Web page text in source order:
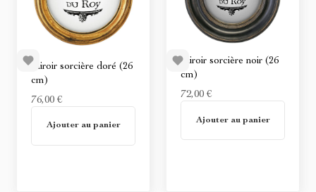
Miroir sorcière doré (26
cm)
76,00 €
Ajouter au panier
Miroir sorcière noir (26
cm)
72,00 €
Ajouter au panier